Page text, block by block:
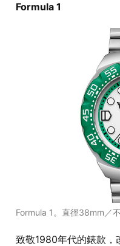
Formula 1
Formula 1。直徑38mm／
致敬1980年代的錶款